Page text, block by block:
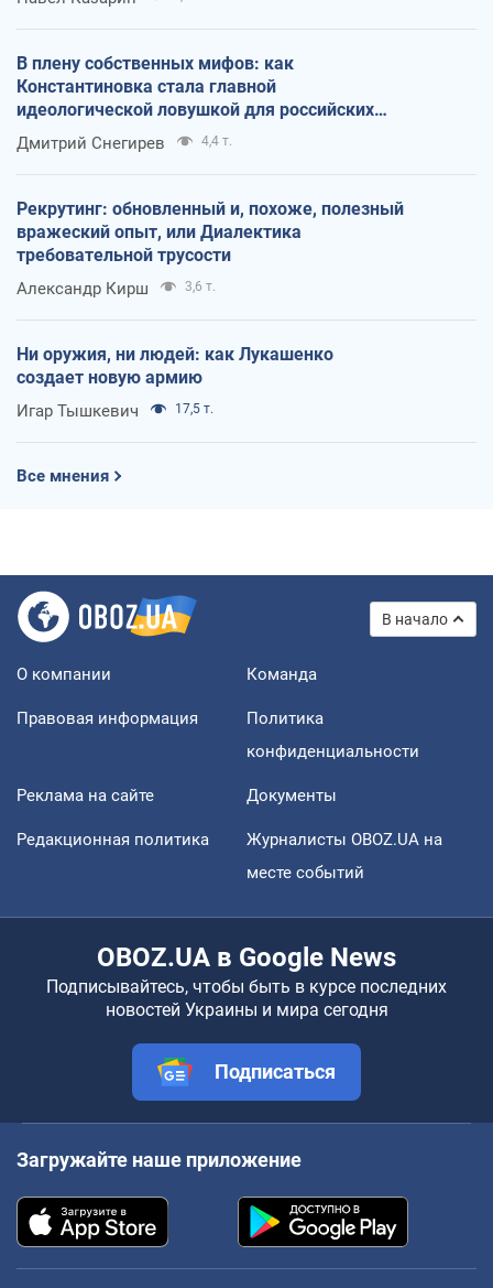
В плену собственных мифов: как
Константиновка стала главной
идеологической ловушкой для российских
оккупантов
Дмитрий Снегирев 4,4 т.
Рекрутинг: обновленный и, похоже, полезный
вражеский опыт, или Диалектика
требовательной трусости
Александр Кирш 3,6 т.
Ни оружия, ни людей: как Лукашенко
создает новую армию
Игар Тышкевич 17,5 т.
Все мнения
В начало
О компании Команда
Правовая информация
Политика
конфиденциальности
Реклама на сайте Документы
Редакционная политика
Журналисты OBOZ.UA на
месте событий
OBOZ.UA в Google News
Подписывайтесь, чтобы быть в курсе последних
новостей Украины и мира сегодня
Подписаться
Загружайте наше приложение